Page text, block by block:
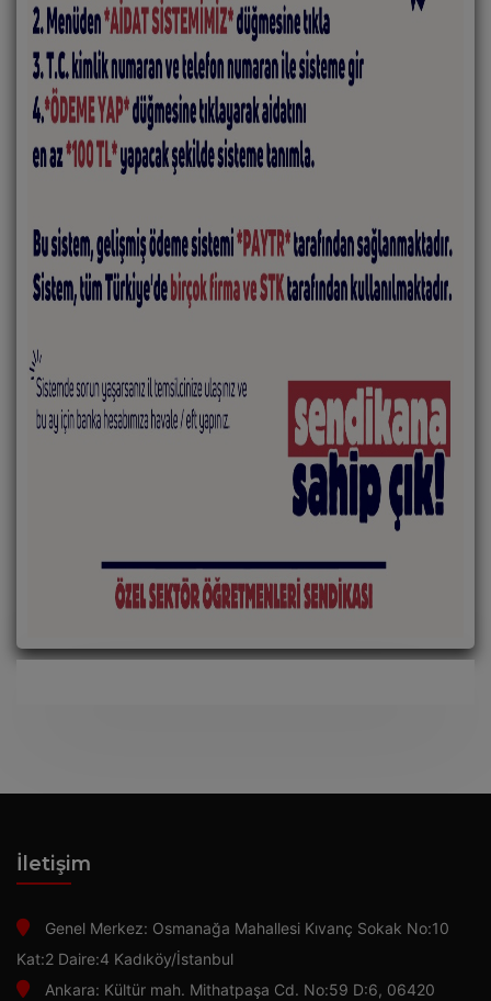
İletişim
Genel Merkez: Osmanağa Mahallesi Kıvanç Sokak No:10
Kat:2 Daire:4 Kadıköy/İstanbul
Ankara: Kültür mah. Mithatpaşa Cd. No:59 D:6, 06420